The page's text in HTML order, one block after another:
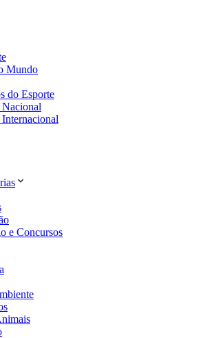
Mundo
do Esporte
e Concursos